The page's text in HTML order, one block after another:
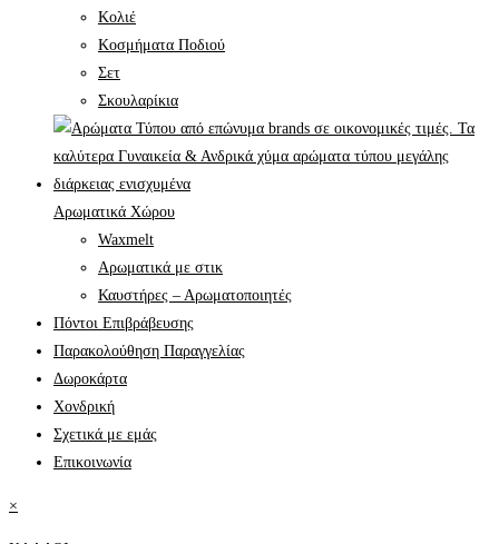
Κολιέ
Κοσμήματα Ποδιού
Σετ
Σκουλαρίκια
Αρωματικά Χώρου
Waxmelt
Αρωματικά με στικ
Καυστήρες – Αρωματοποιητές
Πόντοι Επιβράβευσης
Παρακολούθηση Παραγγελίας
Δωροκάρτα
Χονδρική
Σχετικά με εμάς
Επικοινωνία
×